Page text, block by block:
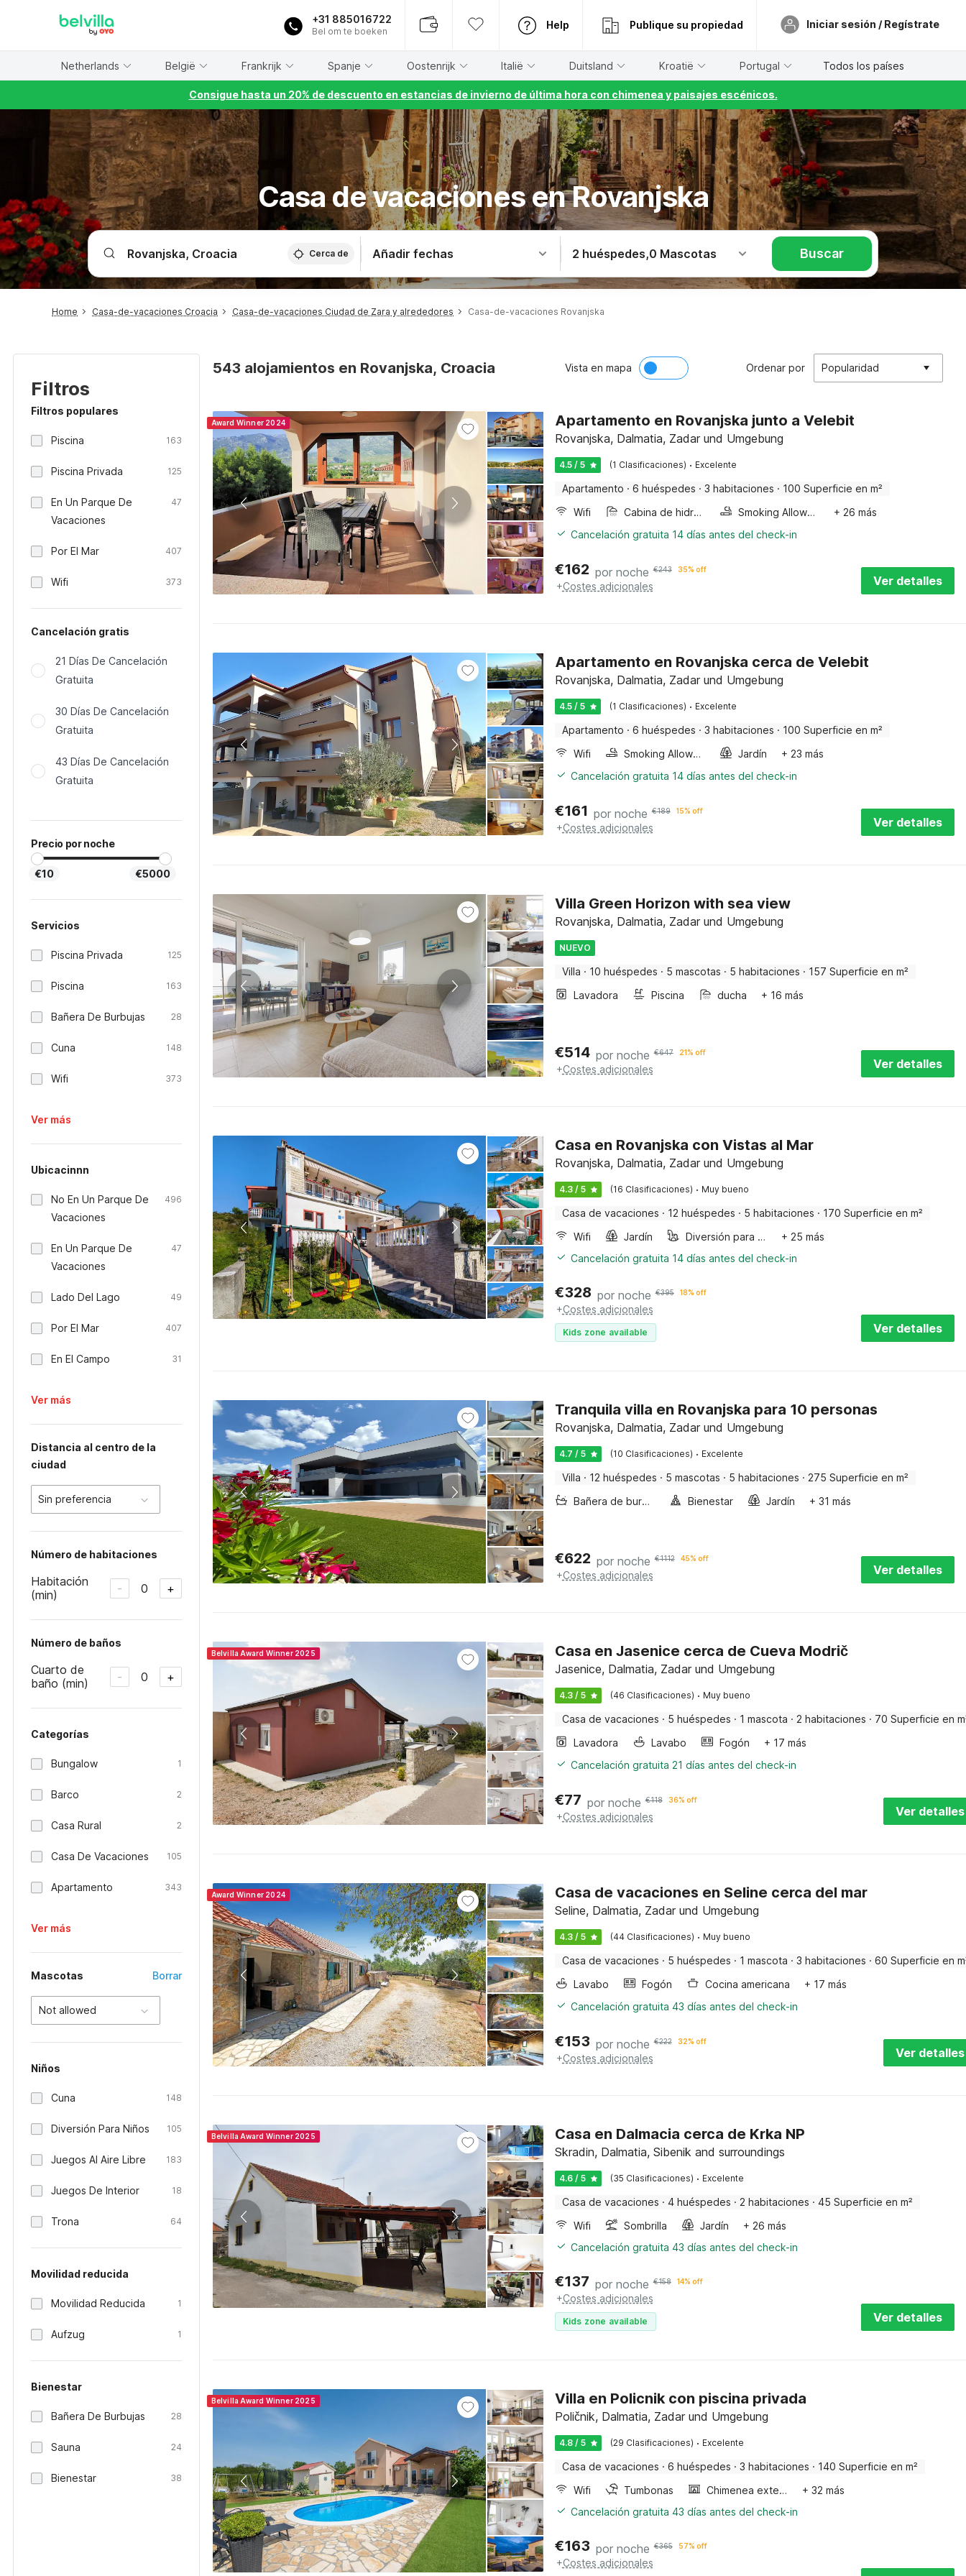
+31 885016722
Bel om te boeken
Help Publique su propiedad Iniciar sesión / Regístrate
Netherlands België Frankrijk Spanje Oostenrijk Italië Duitsland Kroatië Portugal Todos los países
Consigue hasta un 20% de descuento en estancias de invierno de última hora con chimenea y paisajes escénicos.
Casa de vacaciones en Rovanjska
Cerca de Añadir fechas 2 huéspedes,0 Mascotas Buscar
Home Casa-de-vacaciones Croacia Casa-de-vacaciones Ciudad de Zara y alrededores Casa-de-vacaciones Rovanjska
Filtros
Filtros populares
Piscina 163
Piscina Privada 125
En Un Parque De
Vacaciones
47
Por El Mar 407
Wifi 373
Cancelación gratis
21 Días De Cancelación
Gratuita
30 Días De Cancelación
Gratuita
43 Días De Cancelación
Gratuita
Precio por noche
€10 €5000
Servicios
Piscina Privada 125
Piscina 163
Bañera De Burbujas 28
Cuna 148
Wifi 373
Ver más
Ubicacinnn
No En Un Parque De
Vacaciones
496
En Un Parque De
Vacaciones
47
Lado Del Lago 49
Por El Mar 407
En El Campo 31
Ver más
Distancia al centro de la
ciudad
Sin preferencia
Número de habitaciones
Habitación
(min)
- 0 +
Número de baños
Cuarto de
baño (min)
- 0 +
Categorías
Bungalow 1
Barco 2
Casa Rural 2
Casa De Vacaciones 105
Apartamento 343
Ver más
Mascotas Borrar
Not allowed
Niños
Cuna 148
Diversión Para Niños 105
Juegos Al Aire Libre 183
Juegos De Interior 18
Trona 64
Movilidad reducida
Movilidad Reducida 1
Aufzug 1
Bienestar
Bañera De Burbujas 28
Sauna 24
Bienestar 38
543 alojamientos en Rovanjska, Croacia Vista en mapa Ordenar por Popularidad
Award Winner 2024 Apartamento en Rovanjska junto a Velebit
Rovanjska, Dalmatia, Zadar und Umgebung
4.5 / 5 (1 Clasificaciones) · Excelente
Apartamento · 6 huéspedes · 3 habitaciones · 100 Superficie en m²
Wifi
Cabina de hidromasaje Smoking Allowed
+ 26 más
Cancelación gratuita 14 días antes del check-in
€162 por noche €243 35% off
+Costes adicionales Ver detalles
Apartamento en Rovanjska cerca de Velebit
Rovanjska, Dalmatia, Zadar und Umgebung
4.5 / 5 (1 Clasificaciones) · Excelente
Apartamento · 6 huéspedes · 3 habitaciones · 100 Superficie en m²
Wifi
Smoking Allowed Jardín
+ 23 más
Cancelación gratuita 14 días antes del check-in
€161 por noche €189 15% off
+Costes adicionales Ver detalles
Villa Green Horizon with sea view
Rovanjska, Dalmatia, Zadar und Umgebung
NUEVO
Villa · 10 huéspedes · 5 mascotas · 5 habitaciones · 157 Superficie en m²
Lavadora
Piscina ducha + 16 más
€514 por noche €647 21% off
+Costes adicionales Ver detalles
Casa en Rovanjska con Vistas al Mar
Rovanjska, Dalmatia, Zadar und Umgebung
4.3 / 5 (16 Clasificaciones) · Muy bueno
Casa de vacaciones · 12 huéspedes · 5 habitaciones · 170 Superficie en m²
Wifi
Jardín Diversión para niños
+ 25 más
Cancelación gratuita 14 días antes del check-in
€328 por noche €395 18% off
+Costes adicionales
Kids zone available Ver detalles
Tranquila villa en Rovanjska para 10 personas
Rovanjska, Dalmatia, Zadar und Umgebung
4.7 / 5 (10 Clasificaciones) · Excelente
Villa · 12 huéspedes · 5 mascotas · 5 habitaciones · 275 Superficie en m²
Bañera de burbujas
Bienestar Jardín + 31 más
€622 por noche €1112 45% off
+Costes adicionales Ver detalles
Belvilla Award Winner 2025 Casa en Jasenice cerca de Cueva Modrič
Jasenice, Dalmatia, Zadar und Umgebung
4.3 / 5 (46 Clasificaciones) · Muy bueno
Casa de vacaciones · 5 huéspedes · 1 mascota · 2 habitaciones · 70 Superficie en
Lavadora
Lavabo Fogón
+ 17 más
Cancelación gratuita 21 días antes del check-in
€77 por noche €118 36% off
+Costes adicionales Ver detalles
Award Winner 2024 Casa de vacaciones en Seline cerca del mar
Seline, Dalmatia, Zadar und Umgebung
4.3 / 5 (44 Clasificaciones) · Muy bueno
Casa de vacaciones · 5 huéspedes · 1 mascota · 3 habitaciones · 60 Superficie en
Lavabo
Fogón Cocina americana
+ 17 más
Cancelación gratuita 43 días antes del check-in
€153 por noche €222 32% off
+Costes adicionales Ver detalles
Belvilla Award Winner 2025 Casa en Dalmacia cerca de Krka NP
Skradin, Dalmatia, Sibenik and surroundings
4.6 / 5 (35 Clasificaciones) · Excelente
Casa de vacaciones · 4 huéspedes · 2 habitaciones · 45 Superficie en m²
Wifi
Sombrilla Jardín
+ 26 más
Cancelación gratuita 43 días antes del check-in
€137 por noche €158 14% off
+Costes adicionales
Kids zone available Ver detalles
Belvilla Award Winner 2025 Villa en Policnik con piscina privada
Poličnik, Dalmatia, Zadar und Umgebung
4.8 / 5 (29 Clasificaciones) · Excelente
Casa de vacaciones · 6 huéspedes · 3 habitaciones · 140 Superficie en m²
Wifi
Tumbonas Chimenea exterior
+ 32 más
Cancelación gratuita 43 días antes del check-in
€163 por noche €365 57% off
+Costes adicionales